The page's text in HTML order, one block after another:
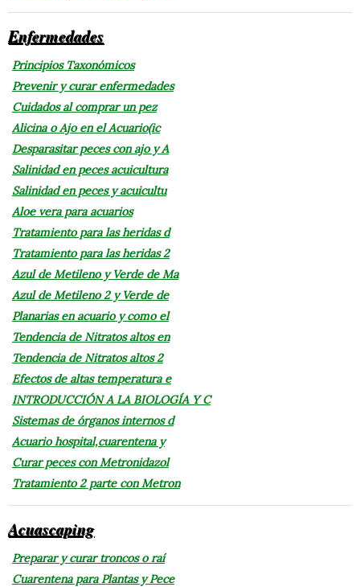
Enfermedades
Principios Taxonómicos
Prevenir y curar enfermedades
Cuidados al comprar un pez
Alicina o Ajo en el Acuario(ic
Desparasitar peces con ajo y A
Salinidad en peces acuicultura
Salinidad en peces y acuicultu
Aloe vera para acuarios
Tratamiento para las heridas d
Tratamiento para las heridas 2
Azul de Metileno y Verde de Ma
Azul de Metileno 2 y Verde de
Planarias en acuario y como el
Tendencia de Nitratos altos en
Tendencia de Nitratos altos 2
Efectos de altas temperatura e
INTRODUCCIÓN A LA BIOLOGÍA Y C
Sistemas de órganos internos d
Acuario hospital,cuarentena y
Curar peces con Metronidazol
Tratamiento 2 parte con Metron
Acuascaping
Preparar y curar troncos o raí
Cuarentena para Plantas y Pece